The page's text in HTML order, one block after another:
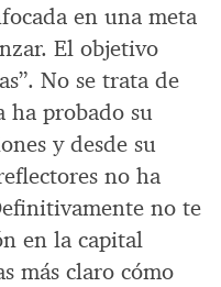
en una meta
El objetivo
No se trata de
ha probado su
y desde su
no ha
no te
en la capital
más claro cómo